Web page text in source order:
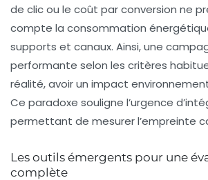
de clic ou le coût par conversion ne
compte la consommation
supports et canaux. Ainsi, une
performante selon les critères
réalité, avoir un impact
Ce paradoxe souligne l’urgence
permettant de mesurer l’empreinte
Les outils émergents pour une
complète